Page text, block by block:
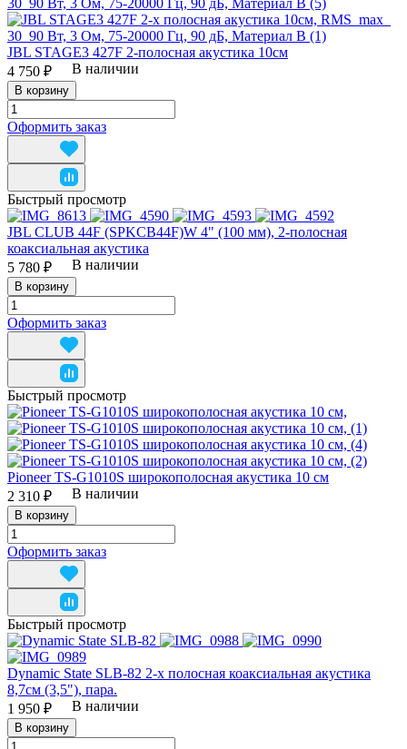
JBL STAGE3 427F 2-полосная акустика 10см
4 750 ₽
В наличии
В корзину
Оформить заказ
Быстрый просмотр
JBL CLUB 44F (SPKCB44F)W 4" (100 мм), 2-полосная
коаксиальная акустика
5 780 ₽
В наличии
В корзину
Оформить заказ
Быстрый просмотр
Pioneer TS-G1010S широкополосная акустика 10 см
2 310 ₽
В наличии
В корзину
Оформить заказ
Быстрый просмотр
Dynamic State SLB-82 2-х полосная коаксиальная акустика
8,7см (3,5"), пара.
1 950 ₽
В наличии
В корзину